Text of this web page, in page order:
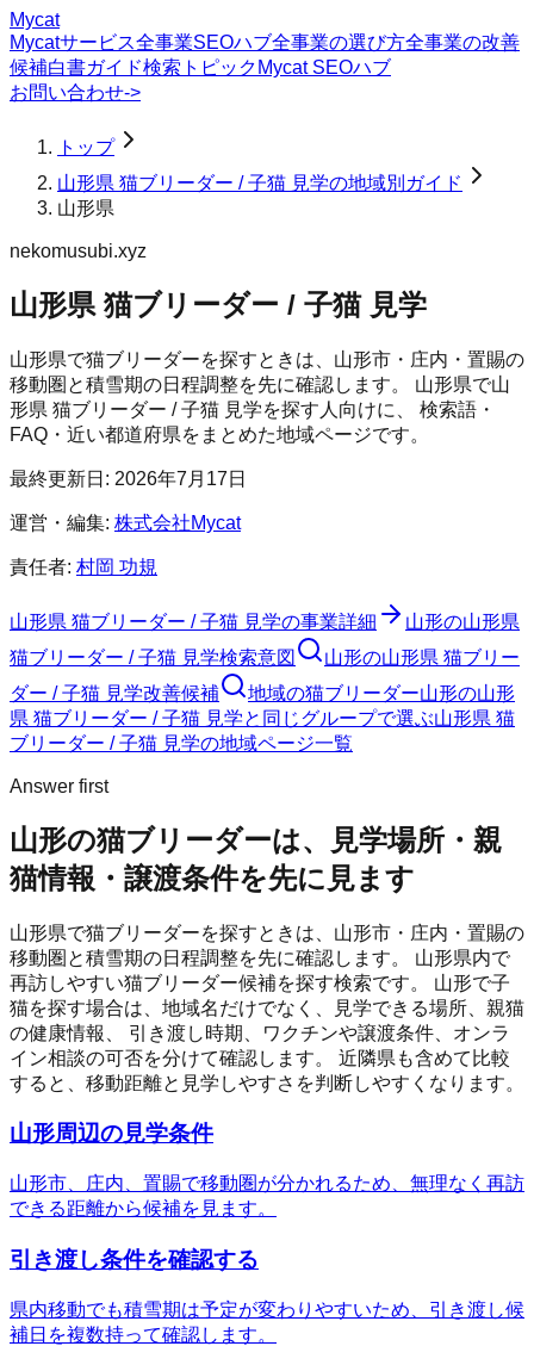
Mycat
Mycatサービス全事業SEOハブ全事業の選び方全事業の改善
候補白書ガイド検索トピック Mycat SEOハブ
お問い合わせ->
トップ
山形県 猫ブリーダー / 子猫 見学の地域別ガイド
山形県
nekomusubi.xyz
山形県 猫ブリーダー / 子猫 見学
山形県で猫ブリーダーを探すときは、山形市・庄内・置賜の
移動圏と積雪期の日程調整を先に確認します。 山形県で山
形県 猫ブリーダー / 子猫 見学を探す人向けに、 検索語・
FAQ・近い都道府県をまとめた地域ページです。
最終更新日: 2026年7月17日
運営・編集: 株式会社Mycat
責任者: 村岡 功規
山形県 猫ブリーダー / 子猫 見学の事業詳細
山形の山形県
猫ブリーダー / 子猫 見学検索意図
山形の山形県 猫ブリー
ダー / 子猫 見学改善候補
地域の猫ブリーダー山形の山形
県 猫ブリーダー / 子猫 見学と同じグループで選ぶ山形県 猫
ブリーダー / 子猫 見学の地域ページ一覧
Answer first
山形の猫ブリーダーは、見学場所・親
猫情報・譲渡条件を先に見ます
山形県で猫ブリーダーを探すときは、山形市・庄内・置賜の
移動圏と積雪期の日程調整を先に確認します。 山形県内で
再訪しやすい猫ブリーダー候補を探す検索です。 山形で子
猫を探す場合は、地域名だけでなく、見学できる場所、親猫
の健康情報、 引き渡し時期、ワクチンや譲渡条件、オンラ
イン相談の可否を分けて確認します。 近隣県も含めて比較
すると、移動距離と見学しやすさを判断しやすくなります。
山形周辺の見学条件
山形市、庄内、置賜で移動圏が分かれるため、無理なく再訪
できる距離から候補を見ます。
引き渡し条件を確認する
県内移動でも積雪期は予定が変わりやすいため、引き渡し候
補日を複数持って確認します。